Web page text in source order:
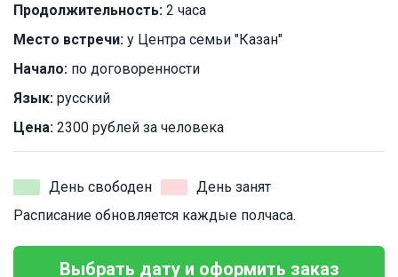
Продолжительность: 2 часа
Место встречи: у Центра семьи "Казан"
Начало: по договоренности
Язык: русский
Цена: 2300 рублей за человека
День свободен
День занят
Расписание обновляется каждые полчаса.
Выбрать дату и оформить заказ